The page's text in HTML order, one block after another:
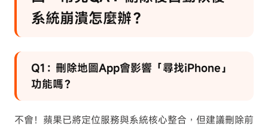
系統崩潰怎麼辦？
Q1：刪除地圖App會影響「尋找iPhone」
功能嗎？
不會！蘋果已將定位服務與系統核心整合，但建議刪除前